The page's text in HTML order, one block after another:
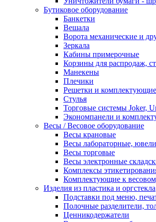
Бутиковое оборудование
Банкетки
Вешала
Ворота механические и
Зеркала
Кабины примерочные
Корзины для распродаж,
Манекены
Плечики
Решетки и комплектующие
Стулья
Торговые системы Joker,
Экономпанели и
Весы / Весовое оборудование
Весы крановые
Весы лабораторные,
Весы торговые
Весы электронные
Комплексы
Комплектующие к
Изделия из пластика и оргстекла
Подставки под меню,
Полочные разделители,
Ценникодержатели